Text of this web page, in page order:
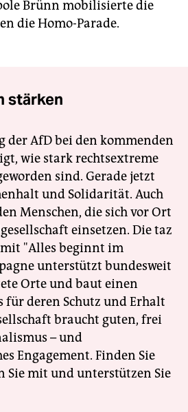
Brünn mobilisierte die
die Homo-Parade.
stärken
der AfD bei den kommenden
wie stark rechtsextreme
sind. Gerade jetzt
und Solidarität. Auch
Menschen, die sich vor Ort
einsetzen. Die taz
"Alles beginnt im
unterstützt bundesweit
Orte und baut einen
für deren Schutz und Erhalt
braucht guten, frei
– und
Engagement. Finden Sie
Sie mit und unterstützen Sie